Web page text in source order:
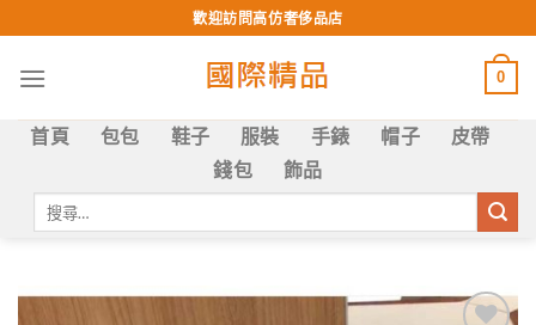
to
content
歡迎訪問高仿奢侈品店
0
首頁 包包 鞋子 服裝 手錶 帽子
皮帶
錢包
飾品
字: